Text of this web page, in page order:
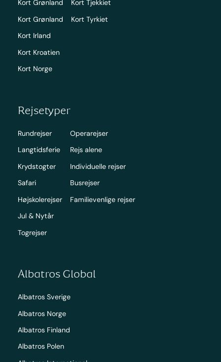
Kort Grønland
Kort Grønland
Kort Irland
Kort Kroatien
Kort Norge
Kort Tjekkiet
Kort Tyrkiet
Rejsetyper
Rundrejser
Langtidsferie
Krydstogter
Safari
Højskolerejser
Jul & Nytår
Togrejser
Operarejser
Rejs alene
Individuelle rejser
Busrejser
Familievenlige rejser
Albatros Global
Albatros Sverige
Albatros Norge
Albatros Finland
Albatros Polen